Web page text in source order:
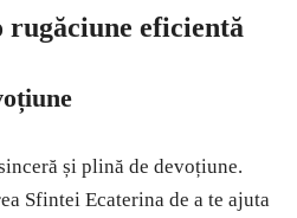
eficientă
și plină de devoțiune.
Sfintei Ecaterina de a te ajuta